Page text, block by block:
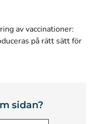
av vaccinationer:
på rätt sätt för
sidan?